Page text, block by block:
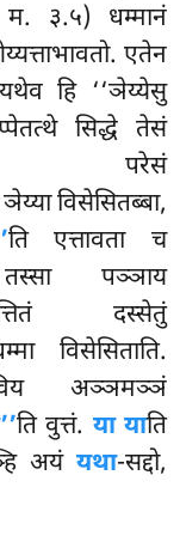
म. ३.५) धम्मानं
एतेन
हि ‘‘ञेय्येसु
सिद्धे तेसं
परेसं
विसेसितब्बा,
ति एत्तावता च
पञ्ञाय
दस्सेतुं
विसेसिताति.
अञ्ञमञ्ञं
ति वुत्तं. या याति
अयं यथा-सद्दो,